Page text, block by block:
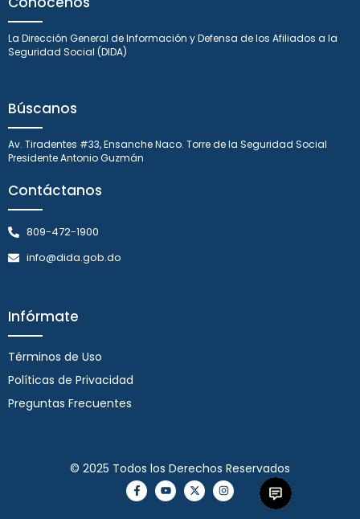
La Dirección General de Información y Defensa de los Afiliados a la
Seguridad Social (DIDA)
Búscanos
Av. Tiradentes #33, Ensanche Naco. Torre de la Seguridad Social
Presidente Antonio Guzmán
Contáctanos
809-472-1900
info@dida.gob.do
Infórmate
Términos de Uso
Políticas de Privacidad
Preguntas Frecuentes
© 2025 Todos los Derechos Reservados